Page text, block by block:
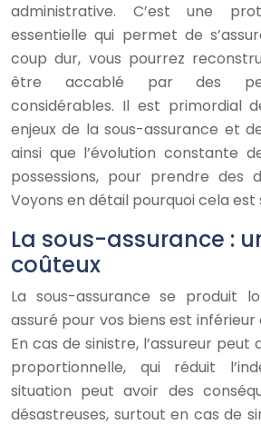
administrative. C’est une
essentielle qui permet de
coup dur, vous pourrez
être accablé par des
considérables. Il est primordial
enjeux de la sous-assurance et
ainsi que l’évolution constante
possessions, pour prendre des
Voyons en détail pourquoi cela
La sous-assurance :
coûteux
La sous-assurance se produit
assuré pour vos biens est
En cas de sinistre, l’assureur
proportionnelle, qui réduit
situation peut avoir des
désastreuses, surtout en cas de